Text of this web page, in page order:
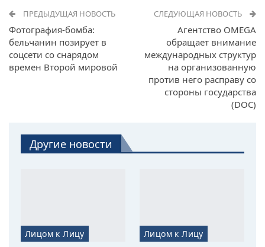
ПРЕДЫДУЩАЯ НОВОСТЬ
Фотография-бомба:
бельчанин позирует в
соцсети со снарядом
времен Второй мировой
СЛЕДУЮЩАЯ НОВОСТЬ
Агентство OMEGA
обращает внимание
международных структур
на организованную
против него расправу со
стороны государства
(DOC)
Другие новости
Лицом к Лицу Лицом к Лицу